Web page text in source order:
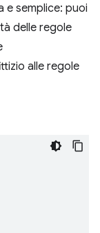
e semplice: puoi
delle regole
alle regole